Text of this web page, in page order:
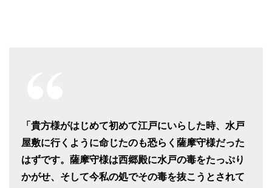
「貴方様がはじめて初めて江戸にいらした時、水戸
屋敷に行くように命じたのも恐らく薩摩守様だった
はずです。薩摩守様は西郷殿に水戸の毒をたっぷり
かがせ、そして今私の処でその毒を抜こうとされて